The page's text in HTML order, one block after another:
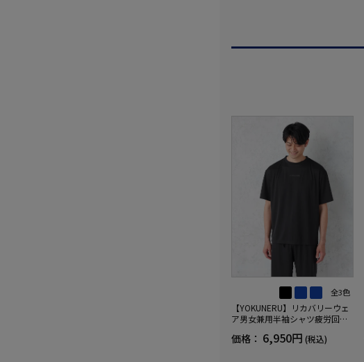
全3色
【YOKUNERU】リカバリーウェ
ア男女兼用半袖シャツ疲労回復
(R)【一般医療機器】SS～LLサイ
価格： 6,950円 (税込)